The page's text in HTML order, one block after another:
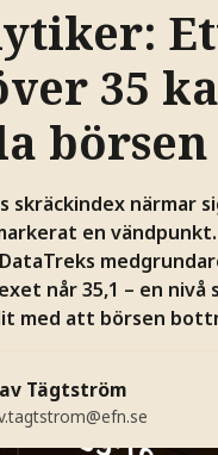
35
börsen
skräckindex närmar
en vändpunkt.
når 35,1 – en
med att börsen
Tägtström